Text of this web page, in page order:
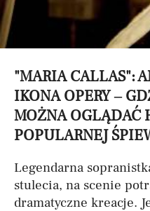
"MARIA CALLAS":
IKONA OPERY –
MOŻNA OGLĄDAĆ
POPULARNEJ
Legendarna
stulecia, na scenie
dramatyczne kreacje.